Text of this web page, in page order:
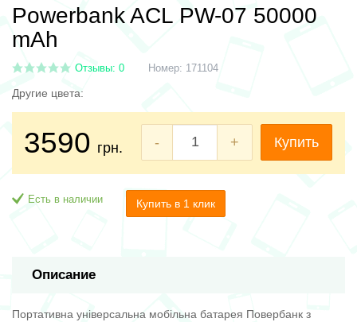
Powerbank ACL PW-07 50000
mAh
Отзывы: 0 Номер: 171104
Другие цвета:
3590 грн. - + Купить
Есть в наличии Купить в 1 клик
Описание
Портативна універсальна мобільна батарея Повербанк з